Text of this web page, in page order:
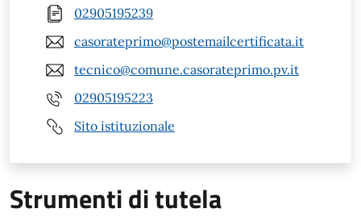
02905195239
casorateprimo@postemailcertificata.it
tecnico@comune.casorateprimo.pv.it
02905195223
Sito istituzionale
Strumenti di tutela